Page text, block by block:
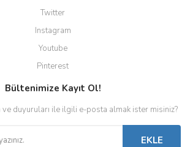
Twitter
Instagram
Youtube
Pinterest
Bültenimize Kayıt Ol!
ve duyuruları ile ilgili e-posta almak ister misiniz?
EKLE